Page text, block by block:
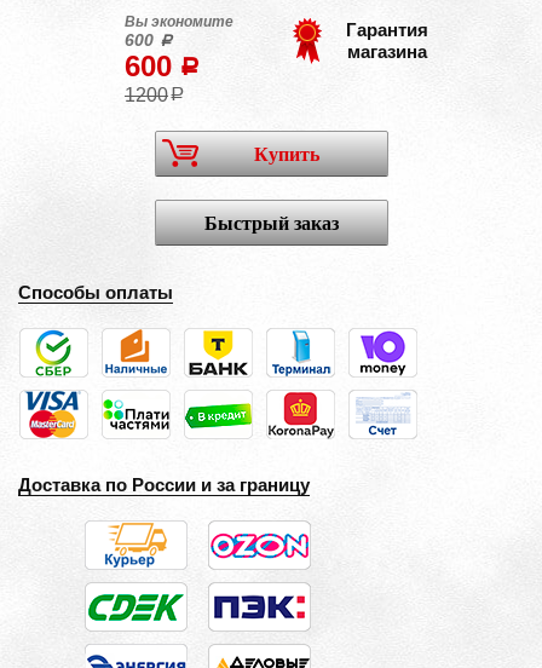
Вы экономите
600 a
600 a
1200a
Гарантия
магазина
Купить
Быстрый заказ
Способы оплаты
Доставка по России и за границу